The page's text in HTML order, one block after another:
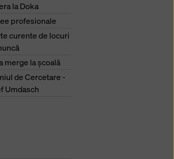
la Doka
profesionale
curente de locuri
merge la şcoală
de Cercetare -
Umdasch